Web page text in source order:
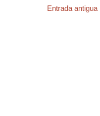
Entrada antigua